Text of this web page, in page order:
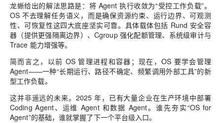
龙蜥给出的解法思路是：将 Agent 执行收敛为“受控工作负载”。
OS 不去理解任务语义，而是确保资源约束、运行边界、可观测
性、可恢复性这四大底座坚实可靠。具体载体包括 Rund 安全容
器（提供更强隔离边界）、Cgroup 强化配额管理、系统级审计与
Trace 能力增强等。
简而言之，以前 OS 管理进程和容器；现在，OS 要学会管理
Agent——一种“长期运行、路径不确定、频繁调用外部工具”的新
型工作负载。
这并非遥远的未来。2025 年，已有大量企业在生产环境中部署
Coding Agent、运维 Agent 和数据 Agent。谁先夯实“OS for
Agent”的基础，谁就掌握了下一个平台级入口。